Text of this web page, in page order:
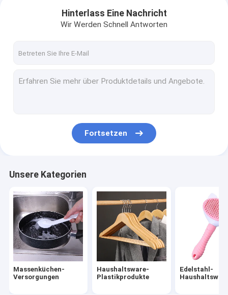
Bambusküchengeräte
Kundenspezifische Trinkbecher
Wesentlicher Barista Tools
multi Fachbrotdose
Hinterlass Eine Nachricht
Wir Werden Schnell Antworten
Fortsetzen
Unsere Kategorien
Massenküchen-
Versorgungen
Haushaltsware-
Plastikprodukte
Edelstahl-